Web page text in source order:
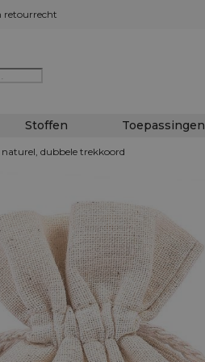
retourrecht
Stoffen Toepassingen
naturel, dubbele trekkoord